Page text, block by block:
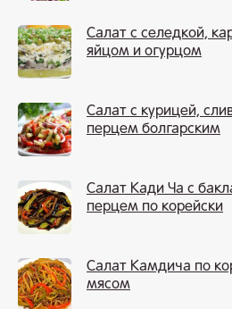
Салат с селедкой,
яйцом и огурцом
Салат с курицей,
перцем болгарским
Салат Кади Ча с
перцем по корейски
Салат Камдича по
мясом